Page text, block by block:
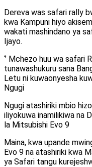
Dereva was safari rally
kwa Kampuni hiyo
wakati mashindano ya
Ijayo.
‘’ Mchezo huu wa safari
tunawashukuru sana
Letu ni kuwaonyesha
Ngugi
Ngugi atashiriki mbio
iliyokuwa inamilikiwa na
la Mitsubishi Evo 9
Maina, kwa upande
Evo 9 na atashiriki kwa
ya Safari tangu